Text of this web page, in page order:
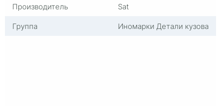
Производитель
Sat
Группа
Иномарки Детали кузова